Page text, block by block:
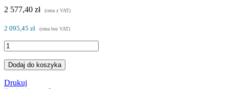
2 577,40 zł (cena z VAT)
2 095,45 zł (cena bez VAT)
Dodaj do koszyka
Drukuj